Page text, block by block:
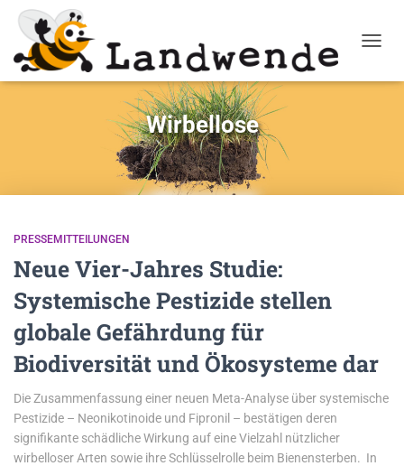
Wirbellose
PRESSEMITTEILUNGEN
Neue Vier-Jahres Studie:
Systemische Pestizide stellen
globale Gefährdung für
Biodiversität und Ökosysteme dar
Die Zusammenfassung einer neuen Meta-Analyse über systemische
Pestizide – Neonikotinoide und Fipronil – bestätigen deren
signifikante schädliche Wirkung auf eine Vielzahl nützlicher
wirbelloser Arten sowie ihre Schlüsselrolle beim Bienensterben. In